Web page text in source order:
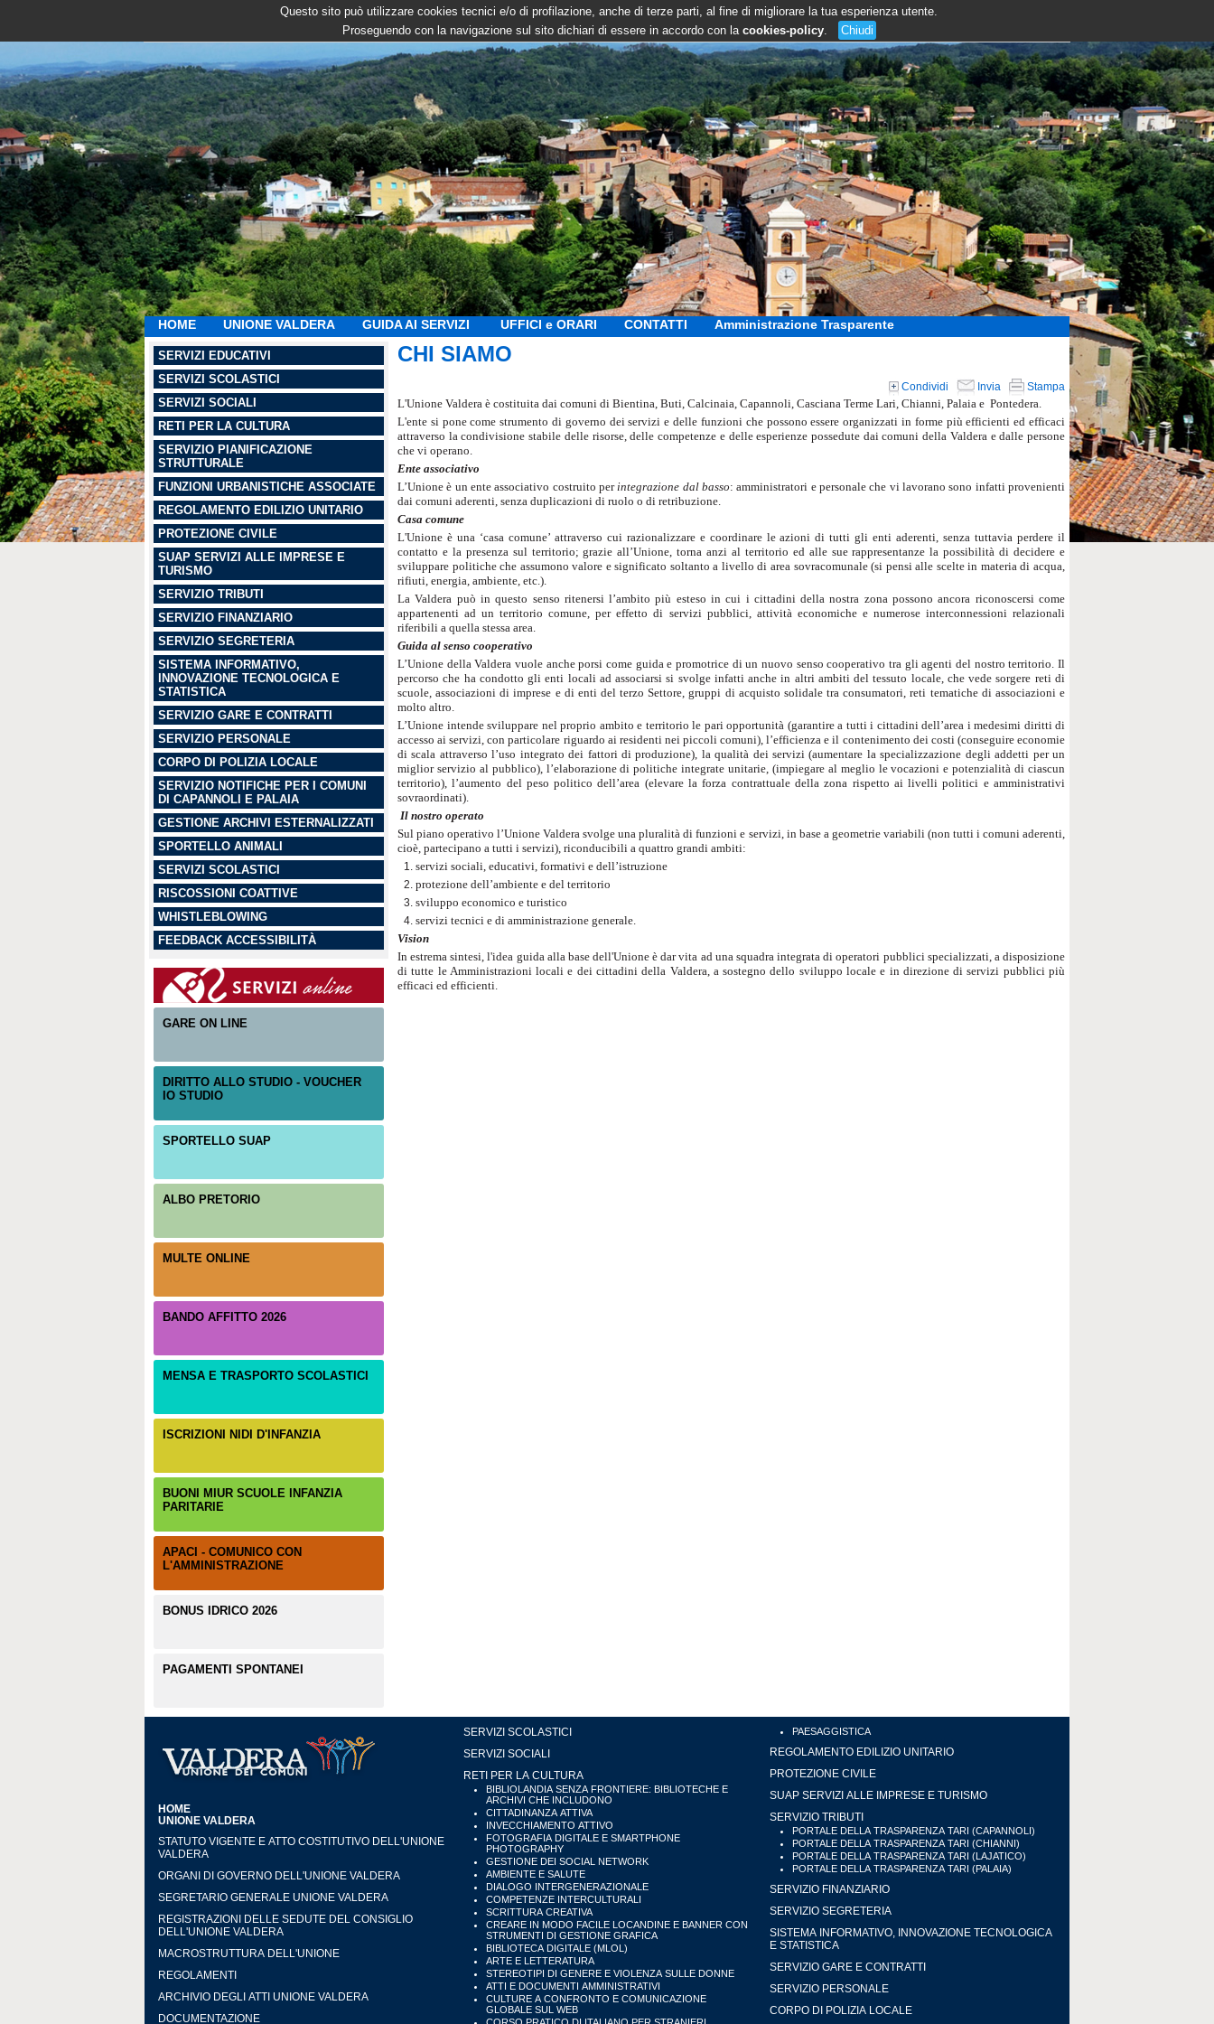
Questo sito può utilizzare cookies tecnici e/o di profilazione, anche di terze parti, al fine di migliorare la tua esperienza utente.
Proseguendo con la navigazione sul sito dichiari di essere in accordo con la cookies-policy. Chiudi
HOME UNIONE VALDERA GUIDA AI SERVIZI UFFICI e ORARI CONTATTI Amministrazione Trasparente
SERVIZI EDUCATIVI
SERVIZI SCOLASTICI
SERVIZI SOCIALI
RETI PER LA CULTURA
SERVIZIO PIANIFICAZIONE
STRUTTURALE
FUNZIONI URBANISTICHE ASSOCIATE
REGOLAMENTO EDILIZIO UNITARIO
PROTEZIONE CIVILE
SUAP SERVIZI ALLE IMPRESE E
TURISMO
SERVIZIO TRIBUTI
SERVIZIO FINANZIARIO
SERVIZIO SEGRETERIA
SISTEMA INFORMATIVO,
INNOVAZIONE TECNOLOGICA E
STATISTICA
SERVIZIO GARE E CONTRATTI
SERVIZIO PERSONALE
CORPO DI POLIZIA LOCALE
SERVIZIO NOTIFICHE PER I COMUNI
DI CAPANNOLI E PALAIA
GESTIONE ARCHIVI ESTERNALIZZATI
SPORTELLO ANIMALI
SERVIZI SCOLASTICI
RISCOSSIONI COATTIVE
WHISTLEBLOWING
FEEDBACK ACCESSIBILITÀ
CHI SIAMO
Condividi Invia Stampa
L'Unione Valdera è costituita dai comuni di Bientina, Buti, Calcinaia, Capannoli, Casciana Terme Lari, Chianni, Palaia e Pontedera.
L'ente si pone come strumento di governo dei servizi e delle funzioni che possono essere organizzati in forme più efficienti ed efficaci
attraverso la condivisione stabile delle risorse, delle competenze e delle esperienze possedute dai comuni della Valdera e dalle persone
che vi operano.
Ente associativo
L’Unione è un ente associativo costruito perintegrazione dal basso: amministratori e personale che vi lavorano sono infatti provenienti
dai comuni aderenti, senza duplicazioni di ruolo o di retribuzione.
Casa comune
L'Unione è una ‘casa comune’ attraverso cui razionalizzare e coordinare le azioni di tutti gli enti aderenti, senza tuttavia perdere il
contatto e la presenza sul territorio; grazie all’Unione, torna anzi al territorio ed alle sue rappresentanze la possibilità di decidere e
sviluppare politiche che assumono valore e significato soltanto a livello di area sovracomunale (si pensi alle scelte in materia di acqua,
rifiuti, energia, ambiente, etc.).
La Valdera può in questo senso ritenersi l’ambito più esteso in cui i cittadini della nostra zona possono ancora riconoscersi come
appartenenti ad un territorio comune, per effetto di servizi pubblici, attività economiche e numerose interconnessioni relazionali
riferibili a quella stessa area.
Guida al senso cooperativo
L’Unione della Valdera vuole anche porsi come guida e promotrice di un nuovo senso cooperativo tra gli agenti del nostro territorio. Il
percorso che ha condotto gli enti locali ad associarsi si svolge infatti anche in altri ambiti del tessuto locale, che vede sorgere reti di
scuole, associazioni di imprese e di enti del terzo Settore, gruppi di acquisto solidale tra consumatori, reti tematiche di associazioni e
molto altro.
L’Unione intende sviluppare nel proprio ambito e territorio le pari opportunità (garantire a tutti i cittadini dell’area i medesimi diritti di
accesso ai servizi, con particolare riguardo ai residenti nei piccoli comuni), l’efficienza e il contenimento dei costi (conseguire economie
di scala attraverso l’uso integrato dei fattori di produzione), la qualità dei servizi (aumentare la specializzazione degli addetti per un
miglior servizio al pubblico), l’elaborazione di politiche integrate unitarie, (impiegare al meglio le vocazioni e potenzialità di ciascun
territorio), l’aumento del peso politico dell’area (elevare la forza contrattuale della zona rispetto ai livelli politici e amministrativi
sovraordinati).
Il nostro operato
Sul piano operativo l’Unione Valdera svolge una pluralità di funzioni e servizi, in base a geometrie variabili (non tutti i comuni aderenti,
cioè, partecipano a tutti i servizi), riconducibili a quattro grandi ambiti:
servizi sociali, educativi, formativi e dell’istruzione
protezione dell’ambiente e del territorio
sviluppo economico e turistico
servizi tecnici e di amministrazione generale.
Vision
In estrema sintesi, l'idea guida alla base dell'Unione è dar vita ad una squadra integrata di operatori pubblici specializzati, a disposizione
di tutte le Amministrazioni locali e dei cittadini della Valdera, a sostegno dello sviluppo locale e in direzione di servizi pubblici più
efficaci ed efficienti.
GARE ON LINE
DIRITTO ALLO STUDIO - VOUCHER
IO STUDIO
SPORTELLO SUAP
ALBO PRETORIO
MULTE ONLINE
BANDO AFFITTO 2026
MENSA E TRASPORTO SCOLASTICI
ISCRIZIONI NIDI D'INFANZIA
BUONI MIUR SCUOLE INFANZIA
PARITARIE
APACI - COMUNICO CON
L'AMMINISTRAZIONE
BONUS IDRICO 2026
PAGAMENTI SPONTANEI
HOME
UNIONE VALDERA
STATUTO VIGENTE E ATTO COSTITUTIVO DELL'UNIONE
VALDERA
ORGANI DI GOVERNO DELL'UNIONE VALDERA
SEGRETARIO GENERALE UNIONE VALDERA
REGISTRAZIONI DELLE SEDUTE DEL CONSIGLIO
DELL'UNIONE VALDERA
MACROSTRUTTURA DELL'UNIONE
REGOLAMENTI
ARCHIVIO DEGLI ATTI UNIONE VALDERA
DOCUMENTAZIONE
SERVIZI SCOLASTICI
SERVIZI SOCIALI
RETI PER LA CULTURA
BIBLIOLANDIA SENZA FRONTIERE: BIBLIOTECHE E
ARCHIVI CHE INCLUDONO
CITTADINANZA ATTIVA
INVECCHIAMENTO ATTIVO
FOTOGRAFIA DIGITALE E SMARTPHONE
PHOTOGRAPHY
GESTIONE DEI SOCIAL NETWORK
AMBIENTE E SALUTE
DIALOGO INTERGENERAZIONALE
COMPETENZE INTERCULTURALI
SCRITTURA CREATIVA
CREARE IN MODO FACILE LOCANDINE E BANNER CON
STRUMENTI DI GESTIONE GRAFICA
BIBLIOTECA DIGITALE (MLOL)
ARTE E LETTERATURA
STEREOTIPI DI GENERE E VIOLENZA SULLE DONNE
ATTI E DOCUMENTI AMMINISTRATIVI
CULTURE A CONFRONTO E COMUNICAZIONE
GLOBALE SUL WEB
PAESAGGISTICA
REGOLAMENTO EDILIZIO UNITARIO
PROTEZIONE CIVILE
SUAP SERVIZI ALLE IMPRESE E TURISMO
SERVIZIO TRIBUTI
PORTALE DELLA TRASPARENZA TARI (CAPANNOLI)
PORTALE DELLA TRASPARENZA TARI (CHIANNI)
PORTALE DELLA TRASPARENZA TARI (LAJATICO)
PORTALE DELLA TRASPARENZA TARI (PALAIA)
SERVIZIO FINANZIARIO
SERVIZIO SEGRETERIA
SISTEMA INFORMATIVO, INNOVAZIONE TECNOLOGICA
E STATISTICA
SERVIZIO GARE E CONTRATTI
SERVIZIO PERSONALE
CORPO DI POLIZIA LOCALE